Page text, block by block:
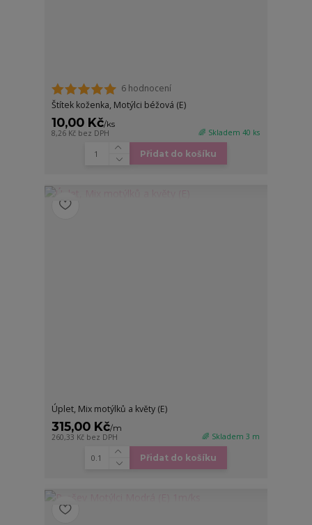
6 hodnocení
Štítek koženka, Motýlci béžová (E)
10,00 Kč/ks
8,26 Kč bez DPH 🌈 Skladem 40 ks
Přidat do košíku
Úplet, Mix motýlků a květy (E)
315,00 Kč/m
260,33 Kč bez DPH 🌈 Skladem 3 m
Přidat do košíku